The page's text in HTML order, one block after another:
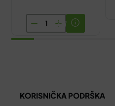
VICHY
SUN
KREMA
KORISNIČKA PODRŠKA